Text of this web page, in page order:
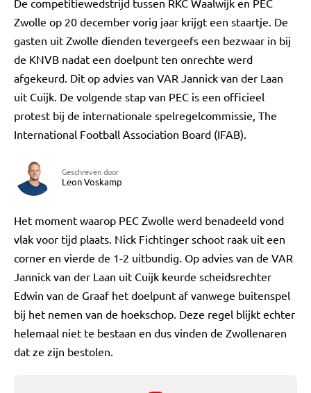
De competitiewedstrijd tussen RKC Waalwijk en PEC
Zwolle op 20 december vorig jaar krijgt een staartje. De
gasten uit Zwolle dienden tevergeefs een bezwaar in bij
de KNVB nadat een doelpunt ten onrechte werd
afgekeurd. Dit op advies van VAR Jannick van der Laan
uit Cuijk. De volgende stap van PEC is een officieel
protest bij de internationale spelregelcommissie, The
International Football Association Board (IFAB).
Geschreven door
Leon Voskamp
Het moment waarop PEC Zwolle werd benadeeld vond
vlak voor tijd plaats. Nick Fichtinger schoot raak uit een
corner en vierde de 1-2 uitbundig. Op advies van de VAR
Jannick van der Laan uit Cuijk keurde scheidsrechter
Edwin van de Graaf het doelpunt af vanwege buitenspel
bij het nemen van de hoekschop. Deze regel blijkt echter
helemaal niet te bestaan en dus vinden de Zwollenaren
dat ze zijn bestolen.